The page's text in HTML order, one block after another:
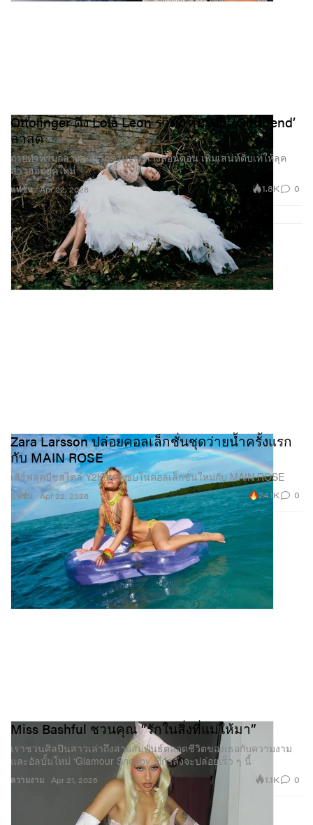
แฟชั่น
Ottolinger ดึง Lola Leon ร่วมแคมเปญ ‘Girlfriend’
ล่าสุด
ถ่ายทำท่ามกลางสวนรกครึ้มใจกลางลอนดอน เพิ่มเสน่ห์ดิบเท่ให้ลุค
สาวฮอตยุคใหม่
Apr 22, 2026 1.8K 0
แฟชั่น
Zara Larsson ปล่อยคอลเล็กชั่นชุดว่ายน้ำครั้งแรก
กับ MAIN ROSE
เสิร์ฟลุคบีชสไตล์ Y2K สุดแซ่บในคอลเล็กชั่นใหม่กับ MAIN ROSE
Apr 22, 2026 24.1K 0
ความงาม
Miss Bashful ชวนคุณ “รักในสิ่งที่แม่ให้มา”
เราชวนศิลปินสาวเล่าถึงสายสัมพันธ์ตลอดชีวิตของเธอกับความงาม
และอัลบั้มใหม่ ‘Glamour Snobby’ ที่กำลังจะปล่อยเร็ว ๆ นี้
Apr 21, 2026 1.1K 0